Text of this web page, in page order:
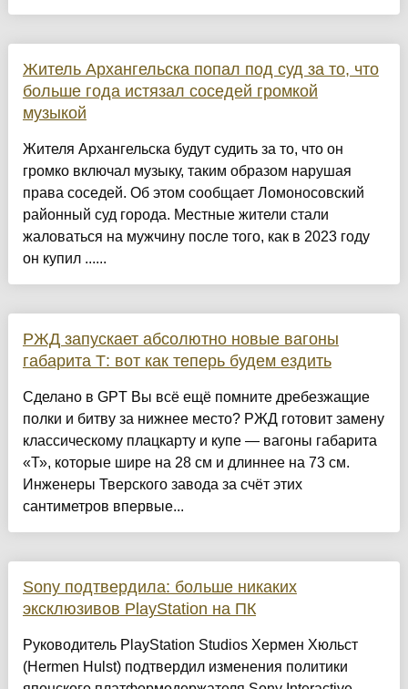
Житель Архангельска попал под суд за то, что
больше года истязал соседей громкой
музыкой
Жителя Архангельска будут судить за то, что он
громко включал музыку, таким образом нарушая
права соседей. Об этом сообщает Ломоносовский
районный суд города. Местные жители стали
жаловаться на мужчину после того, как в 2023 году
он купил ......
РЖД запускает абсолютно новые вагоны
габарита Т: вот как теперь будем ездить
Сделано в GPT Вы всё ещё помните дребезжащие
полки и битву за нижнее место? РЖД готовит замену
классическому плацкарту и купе — вагоны габарита
«Т», которые шире на 28 см и длиннее на 73 см.
Инженеры Тверского завода за счёт этих
сантиметров впервые...
Sony подтвердила: больше никаких
эксклюзивов PlayStation на ПК
Руководитель PlayStation Studios Хермен Хюльст
(Hermen Hulst) подтвердил изменения политики